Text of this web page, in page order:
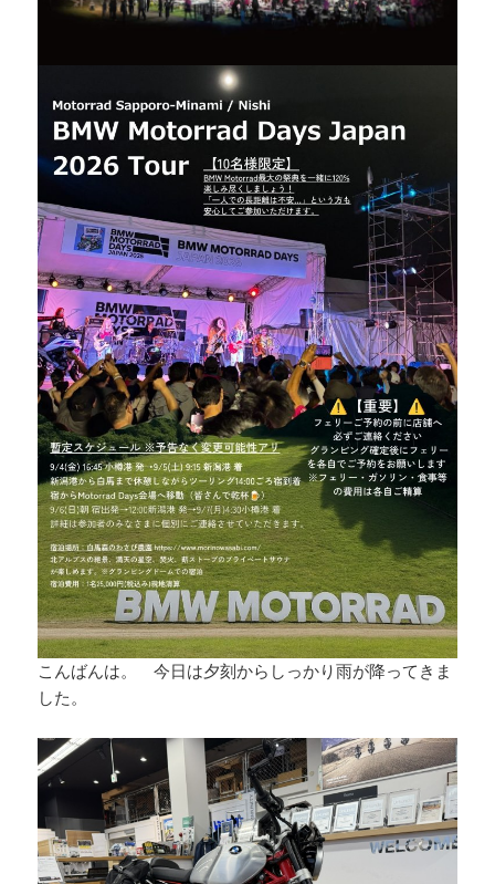
こんばんは。 今日は夕刻からしっかり雨が降ってきま
した。